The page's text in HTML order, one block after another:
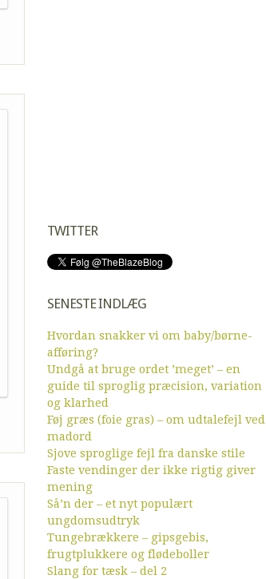
TWITTER
SENESTE INDLÆG
Hvordan snakker vi om baby/børne-
afføring?
Undgå at bruge ordet ’meget’ – en
guide til sproglig præcision, variation
og klarhed
Føj græs (foie gras) – om udtalefejl ved
madord
Sjove sproglige fejl fra danske stile
Faste vendinger der ikke rigtig giver
mening
Så’n der – et nyt populært
ungdomsudtryk
Tungebrækkere – gipsgebis,
frugtplukkere og flødeboller
Slang for tæsk – del 2